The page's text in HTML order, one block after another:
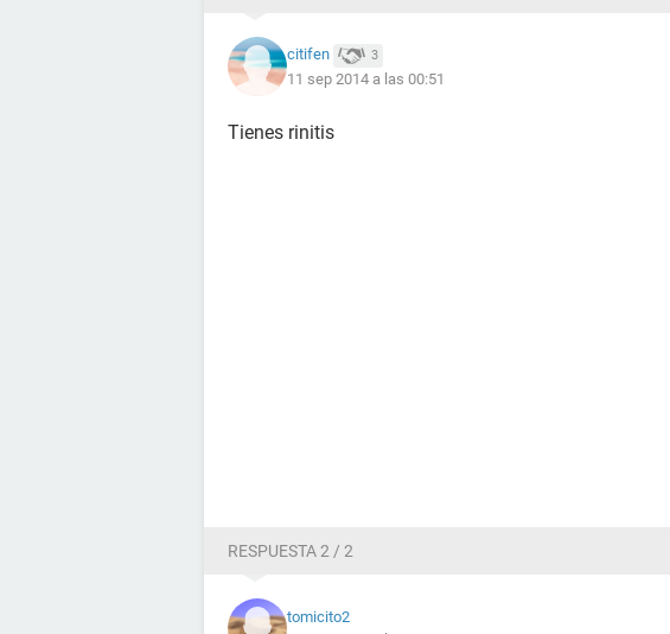
citifen 3
11 sep 2014 a las 00:51
Tienes rinitis
RESPUESTA 2 / 2
tomicito2